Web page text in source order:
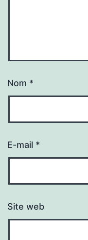
Nom *
E-mail *
Site web